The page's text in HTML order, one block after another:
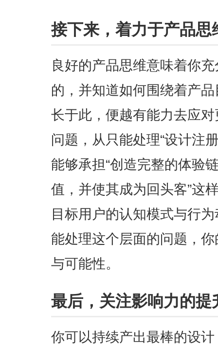
接下来，着力于产品思
良好的产品思维意味着你
的，并知道如何围绕着产
长于此，便越有能力去应
问题，从只能处理“设计注
能够承担“创造完整的体验
值，并使其成为回头客”这
目标用户的认知模式与行
能处理这个层面的问题，
与可能性。
最后，关注影响力的提
你可以持续产出最棒的设